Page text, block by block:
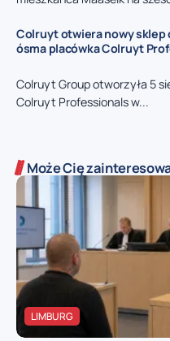
Colruyt otwiera nowy sklep
ósma placówka Colruyt
Colruyt Group otworzyła 5
Colruyt Professionals w...
Może Cię
LIMBURG